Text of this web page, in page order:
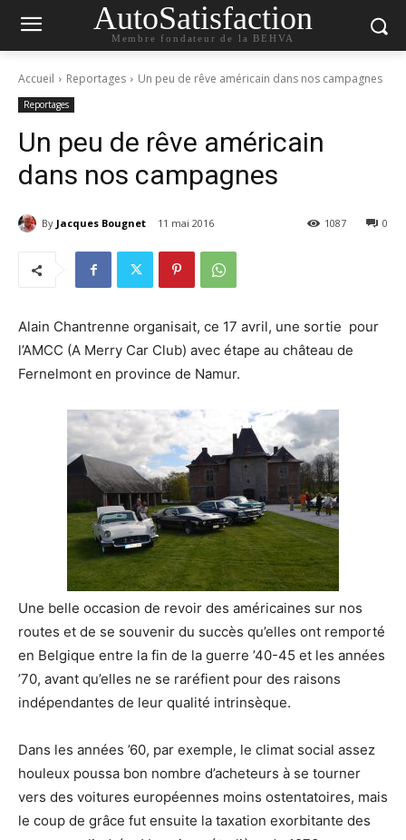
AutoSatisfaction
Membre fondateur de la BEHVA
Accueil Reportages Un peu de rêve américain dans nos campagnes
Reportages
Un peu de rêve américain
dans nos campagnes
By Jacques Bougnet 11 mai 2016 0
1087
Alain Chantrenne organisait, ce 17 avril, une sortie pour
l’AMCC (A Merry Car Club) avec étape au château de
Fernelmont en province de Namur.
Une belle occasion de revoir des américaines sur nos
routes et de se souvenir du succès qu’elles ont remporté
en Belgique entre la fin de la guerre ’40-45 et les années
’70, avant qu’elles ne se raréfient pour des raisons
indépendantes de leur qualité intrinsèque.
Dans les années ’60, par exemple, le climat social assez
houleux poussa bon nombre d’acheteurs à se tourner
vers des voitures européennes moins ostentatoires, mais
le coup de grâce fut ensuite la taxation exorbitante des